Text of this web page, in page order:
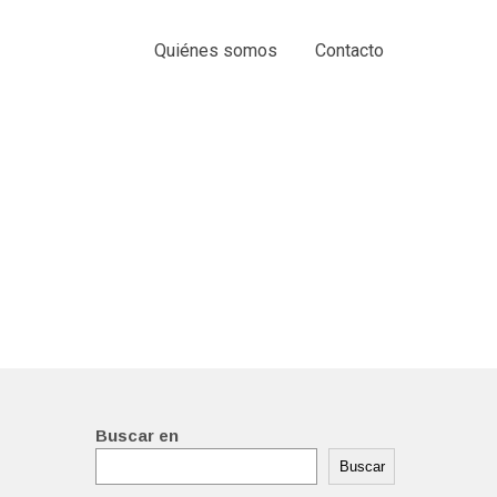
Quiénes somos Contacto
Buscar en
Buscar